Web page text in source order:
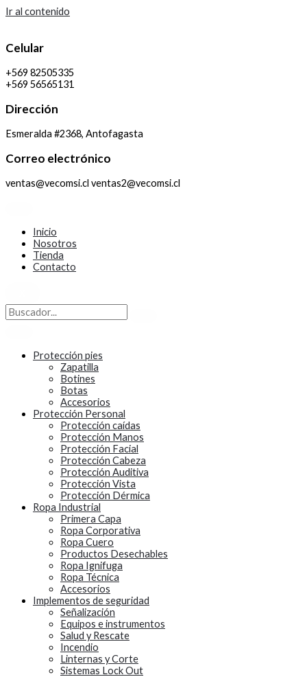
Ir al contenido
Celular
+569 82505335
+569 56565131
Dirección
Esmeralda #2368, Antofagasta
Correo electrónico
ventas@vecomsi.cl ventas2@vecomsi.cl
Inicio
Nosotros
Tienda
Contacto
Protección pies
Zapatilla
Botines
Botas
Accesorios
Protección Personal
Protección caídas
Protección Manos
Protección Facial
Protección Cabeza
Protección Auditiva
Protección Vista
Protección Dérmica
Ropa Industrial
Primera Capa
Ropa Corporativa
Ropa Cuero
Productos Desechables
Ropa Ignifuga
Ropa Técnica
Accesorios
Implementos de seguridad
Señalización
Equipos e instrumentos
Salud y Rescate
Incendio
Linternas y Corte
Sistemas Lock Out